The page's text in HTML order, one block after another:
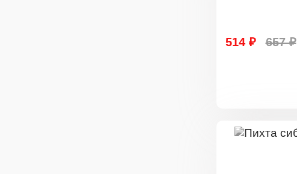
514 ₽ 657 ₽